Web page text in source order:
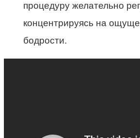
процедуру желательно
концентрируясь на
бодрости.